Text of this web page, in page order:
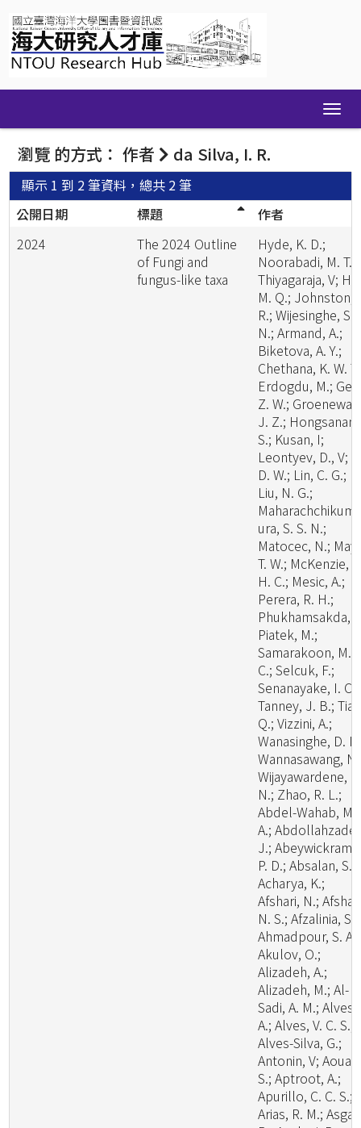
navigation
瀏覽 的方式： 作者 da Silva, I. R.
顯示 1 到 2 筆資料，總共 2 筆
公開日期
標題
作者
2024
The 2024 Outline
of Fungi and
fungus-like taxa
Hyde, K. D.;
Noorabadi, M. T.;
Thiyagaraja, V;
M. Q.; Johnston,
R.; Wijesinghe, S.
N.; Armand, A.;
Biketova, A. Y.;
Chethana, K. W.
Erdogdu, M.; Ge,
Z. W.;
J. Z.; Hongsanan,
S.; Kusan, I;
Leontyev, D., V;
D. W.; Lin, C. G.;
Liu, N. G.;
ura, S. S. N.;
Matocec, N.; May,
T. W.; McKenzie,
H. C.; Mesic, A.;
Perera, R. H.;
Phukhamsakda,
Piatek, M.;
Samarakoon, M.
C.; Selcuk, F.;
Senanayake, I. C.;
Tanney, J. B.;
Q.; Vizzini, A.;
Wanasinghe, D.
Wannasawang,
Wijayawardene,
N.; Zhao, R. L.;
Abdel-Wahab, M.
A.;
J.;
P. D.; Absalan, S.;
Acharya, K.;
Afshari, N.;
N. S.; Afzalinia, S.;
Ahmadpour, S. A.;
Akulov, O.;
Alizadeh, A.;
Alizadeh, M.; Al-
Sadi, A. M.; Alves,
A.; Alves, V. C. S.;
Alves-Silva, G.;
Antonin, V; Aouali,
S.; Aptroot, A.;
Apurillo, C. C. S.;
Arias, R. M.;